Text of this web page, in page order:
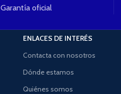
Garantía oficial
ENLACES DE INTERÉS
Contacta con nosotros
Dónde estamos
Quiénes somos